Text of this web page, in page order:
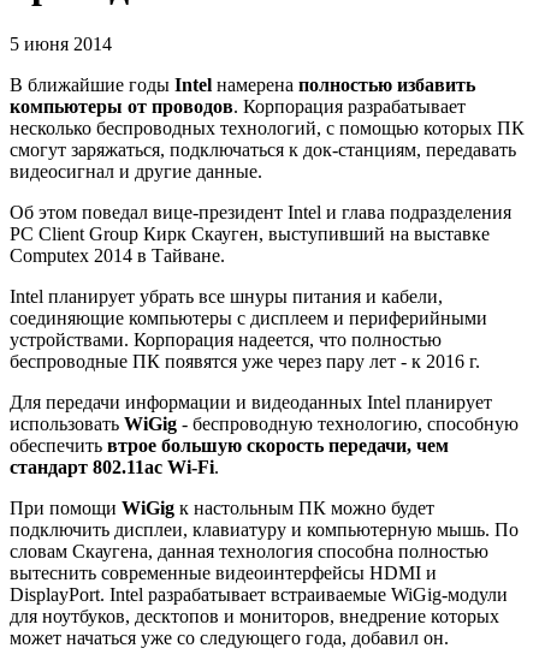
5 июня 2014
В ближайшие годы Intel намерена полностью избавить
компьютеры от проводов. Корпорация разрабатывает
несколько беспроводных технологий, с помощью которых ПК
смогут заряжаться, подключаться к док-станциям, передавать
видеосигнал и другие данные.
Об этом поведал вице-президент Intel и глава подразделения
PC Client Group Кирк Скауген, выступивший на выставке
Computex 2014 в Тайване.
Intel планирует убрать все шнуры питания и кабели,
соединяющие компьютеры с дисплеем и периферийными
устройствами. Корпорация надеется, что полностью
беспроводные ПК появятся уже через пару лет - к 2016 г.
Для передачи информации и видеоданных Intel планирует
использовать WiGig - беспроводную технологию, способную
обеспечить втрое большую скорость передачи, чем
стандарт 802.11ac Wi-Fi.
При помощи WiGig к настольным ПК можно будет
подключить дисплеи, клавиатуру и компьютерную мышь. По
словам Скаугена, данная технология способна полностью
вытеснить современные видеоинтерфейсы HDMI и
DisplayPort. Intel разрабатывает встраиваемые WiGig-модули
для ноутбуков, десктопов и мониторов, внедрение которых
может начаться уже со следующего года, добавил он.